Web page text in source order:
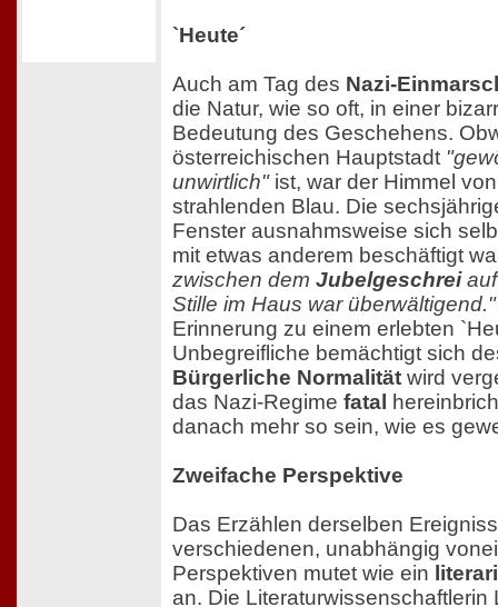
`Heute´
Auch am Tag des Nazi-
die Natur, wie so oft, in einer
Bedeutung des Geschehens.
österreichischen Hauptstadt
unwirtlich"ist, war der Himmel
strahlenden Blau. Die
Fenster ausnahmsweise sich
mit etwas anderem beschäftigt
zwischen dem Jubelgeschreiauf
Stille im Haus war überwältigend."
Erinnerung zu einem erlebten
Unbegreifliche bemächtigt sich
Bürgerliche Normalität wird
das Nazi-Regime fatal
danach mehr so sein, wie es
Zweifache Perspektive
Das Erzählen derselben
verschiedenen, unabhängig
Perspektiven mutet wie ein
an. Die Literaturwissenschaftlerin